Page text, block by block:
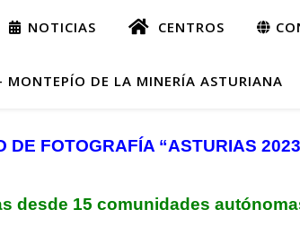
NOTICIAS CENTROS
MONTEPÍO DE LA MINERÍA ASTURIANA
DE FOTOGRAFÍA “ASTURIAS
desde 15 comunidades